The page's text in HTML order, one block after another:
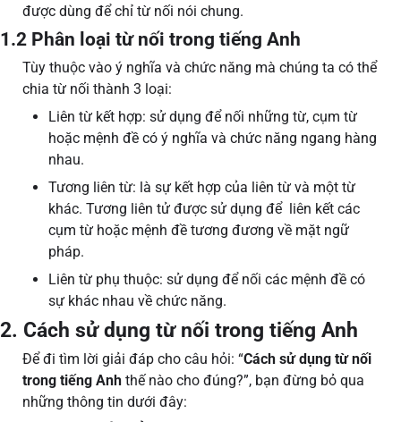
được dùng để chỉ từ nối nói chung.
1.2 Phân loại từ nối trong tiếng Anh
Tùy thuộc vào ý nghĩa và chức năng mà chúng ta có thể
chia từ nối thành 3 loại:
Liên từ kết hợp: sử dụng để nối những từ, cụm từ
hoặc mệnh đề có ý nghĩa và chức năng ngang hàng
nhau.
Tương liên từ: là sự kết hợp của liên từ và một từ
khác. Tương liên tử được sử dụng để liên kết các
cụm từ hoặc mệnh đề tương đương về mặt ngữ
pháp.
Liên từ phụ thuộc: sử dụng để nối các mệnh đề có
sự khác nhau về chức năng.
2. Cách sử dụng từ nối trong tiếng Anh
Để đi tìm lời giải đáp cho câu hỏi: “Cách sử dụng từ nối
trong tiếng Anh thế nào cho đúng?”, bạn đừng bỏ qua
những thông tin dưới đây: